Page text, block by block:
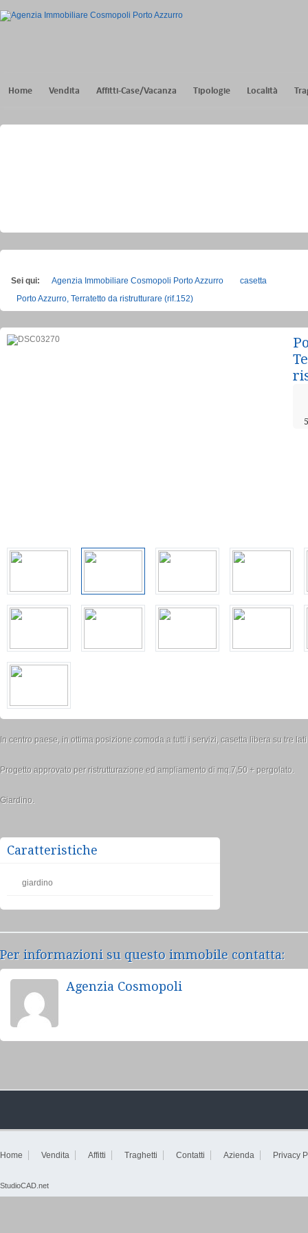
Home Vendita Affitti-Case/Vacanza Tipologie Località
Sei qui: Agenzia Immobiliare Cosmopoli Porto Azzurro
casetta
Porto Azzurro, Terratetto da ristrutturare (rif.152)
In centro paese, in ottima posizione comoda a tutti i servizi, casetta libera su tre
Progetto approvato per ristrutturazione ed ampliamento di mq.7,50 + pergolato.
Giardino.
Caratteristiche
giardino
Per informazioni su questo immobile contatta:
Agenzia Cosmopoli
Home Vendita Affitti Traghetti Contatti Azienda Privacy
StudioCAD.net